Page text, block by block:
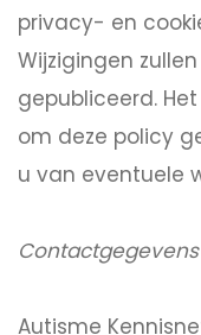
privacy- en
Wijzigingen
gepubliceerd.
om deze policy
u van eventuele
Contactgegevens
Autisme